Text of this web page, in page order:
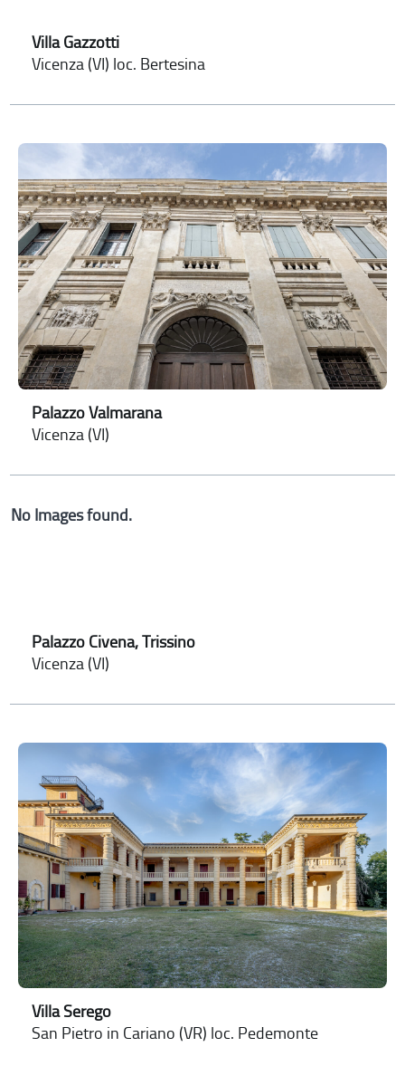
Villa Gazzotti
Vicenza (VI) loc. Bertesina
Palazzo Valmarana
Vicenza (VI)
No Images found.
Palazzo Civena, Trissino
Vicenza (VI)
Villa Serego
San Pietro in Cariano (VR) loc. Pedemonte